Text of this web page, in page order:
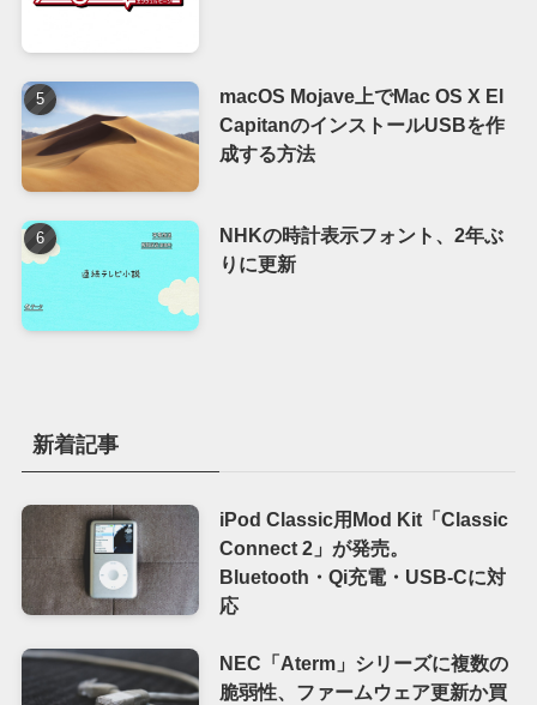
macOS Mojave上でMac OS X El
CapitanのインストールUSBを作
成する方法
NHKの時計表示フォント、2年ぶ
りに更新
新着記事
iPod Classic用Mod Kit「Classic
Connect 2」が発売。
Bluetooth・Qi充電・USB-Cに対
応
NEC「Aterm」シリーズに複数の
脆弱性、ファームウェア更新か買